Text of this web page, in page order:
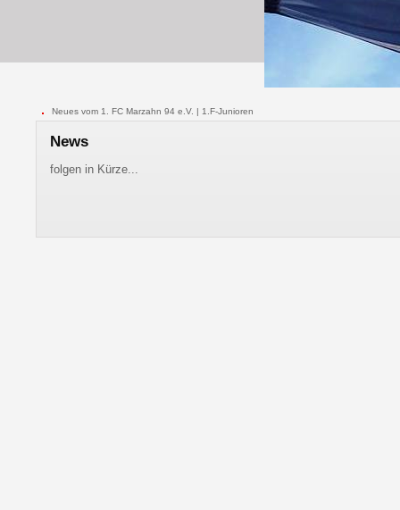
Neues vom 1. FC Marzahn 94 e.V. | 1.F-Junioren
News
folgen in Kürze...